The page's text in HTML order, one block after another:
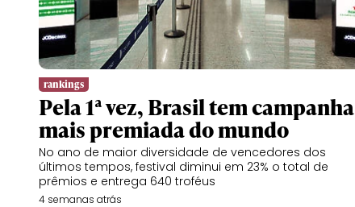
rankings
Pela 1ª vez, Brasil tem campanha
mais premiada do mundo
No ano de maior diversidade de vencedores dos
últimos tempos, festival diminui em 23% o total de
prêmios e entrega 640 troféus
4 semanas atrás